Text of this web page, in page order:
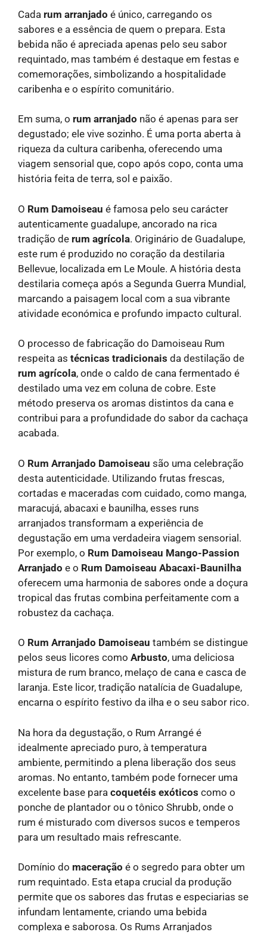
Cada rum arranjado é único, carregando os
sabores e a essência de quem o prepara. Esta
bebida não é apreciada apenas pelo seu sabor
requintado, mas também é destaque em festas e
comemorações, simbolizando a hospitalidade
caribenha e o espírito comunitário.
Em suma, o rum arranjado não é apenas para ser
degustado; ele vive sozinho. É uma porta aberta à
riqueza da cultura caribenha, oferecendo uma
viagem sensorial que, copo após copo, conta uma
história feita de terra, sol e paixão.
O Rum Damoiseau é famosa pelo seu carácter
autenticamente guadalupe, ancorado na rica
tradição de rum agrícola. Originário de Guadalupe,
este rum é produzido no coração da destilaria
Bellevue, localizada em Le Moule. A história desta
destilaria começa após a Segunda Guerra Mundial,
marcando a paisagem local com a sua vibrante
atividade económica e profundo impacto cultural.
O processo de fabricação do Damoiseau Rum
respeita as técnicas tradicionais da destilação de
rum agrícola, onde o caldo de cana fermentado é
destilado uma vez em coluna de cobre. Este
método preserva os aromas distintos da cana e
contribui para a profundidade do sabor da cachaça
acabada.
O Rum Arranjado Damoiseau são uma celebração
desta autenticidade. Utilizando frutas frescas,
cortadas e maceradas com cuidado, como manga,
maracujá, abacaxi e baunilha, esses runs
arranjados transformam a experiência de
degustação em uma verdadeira viagem sensorial.
Por exemplo, o Rum Damoiseau Mango-Passion
Arranjado e o Rum Damoiseau Abacaxi-Baunilha
oferecem uma harmonia de sabores onde a doçura
tropical das frutas combina perfeitamente com a
robustez da cachaça.
O Rum Arranjado Damoiseau também se distingue
pelos seus licores como Arbusto, uma deliciosa
mistura de rum branco, melaço de cana e casca de
laranja. Este licor, tradição natalícia de Guadalupe,
encarna o espírito festivo da ilha e o seu sabor rico.
Na hora da degustação, o Rum Arrangé é
idealmente apreciado puro, à temperatura
ambiente, permitindo a plena liberação dos seus
aromas. No entanto, também pode fornecer uma
excelente base para coquetéis exóticos como o
ponche de plantador ou o tônico Shrubb, onde o
rum é misturado com diversos sucos e temperos
para um resultado mais refrescante.
Domínio do maceração é o segredo para obter um
rum requintado. Esta etapa crucial da produção
permite que os sabores das frutas e especiarias se
infundam lentamente, criando uma bebida
complexa e saborosa. Os Rums Arranjados